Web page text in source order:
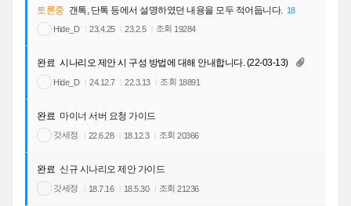
토론중 갠톡, 단톡 등에서 설명하였던 내용을 모두 적어둡니다. 18
Hide_D 23.4.25 23.2.5 조회 19284
완료 시나리오 제안 시 구성 방법에 대해 안내합니다. (22-03-13)
Hide_D 24.12.7 22.3.13 조회 18891
완료 마이너 서버 요청 가이드
갓세정 22.6.28 18.12.3 조회20366
완료 신규 시나리오 제안 가이드
갓세정 18.7.16 18.5.30 조회21236